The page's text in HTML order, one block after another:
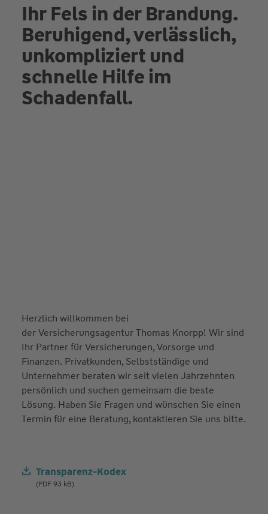
Ihr Fels in der Brandung.
Beruhigend, verlässlich,
unkompliziert und
schnelle Hilfe im
Schadenfall.
Herzlich willkommen bei
der Versicherungsagentur Thomas Knorpp! Wir sind
Ihr Partner für Versicherungen, Vorsorge und
Finanzen. Privatkunden, Selbstständige und
Unternehmer beraten wir seit vielen Jahrzehnten
persönlich und suchen gemeinsam die beste
Lösung. Haben Sie Fragen und wünschen Sie einen
Termin für eine Beratung, kontaktieren Sie uns bitte.
Transparenz-Kodex
(PDF 93 kB)